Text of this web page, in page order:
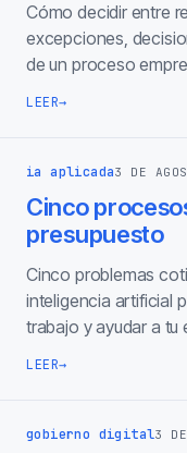
Cómo decidir entre
excepciones,
de un proceso
LEER→
ia aplicada3 DE
Cinco
presupuesto
Cinco problemas
inteligencia artificial
trabajo y ayudar a tu
LEER→
gobierno digital3